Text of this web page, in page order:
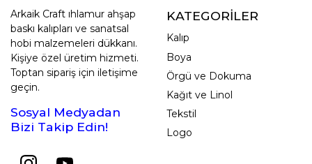
Arkaik Craft ıhlamur ahşap
baskı kalıpları ve sanatsal
hobi malzemeleri dükkanı.
Kişiye özel üretim hizmeti.
Toptan sipariş için iletişime
geçin.
Sosyal Medyadan
Bizi Takip Edin!
KATEGORİLER
Kalıp
Boya
Örgü ve Dokuma
Kağıt ve Linol
Tekstil
Logo